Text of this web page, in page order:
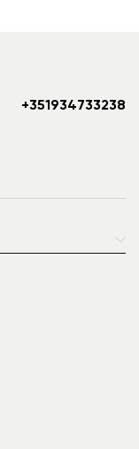
+351934733238